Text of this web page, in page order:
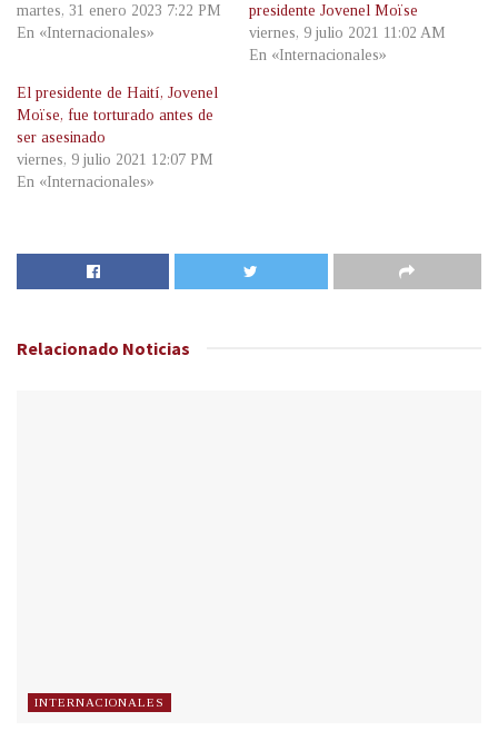
martes, 31 enero 2023 7:22 PM
En «Internacionales»
presidente Jovenel Moïse
viernes, 9 julio 2021 11:02 AM
En «Internacionales»
El presidente de Haití, Jovenel
Moïse, fue torturado antes de
ser asesinado
viernes, 9 julio 2021 12:07 PM
En «Internacionales»
Relacionado Noticias
INTERNACIONALES